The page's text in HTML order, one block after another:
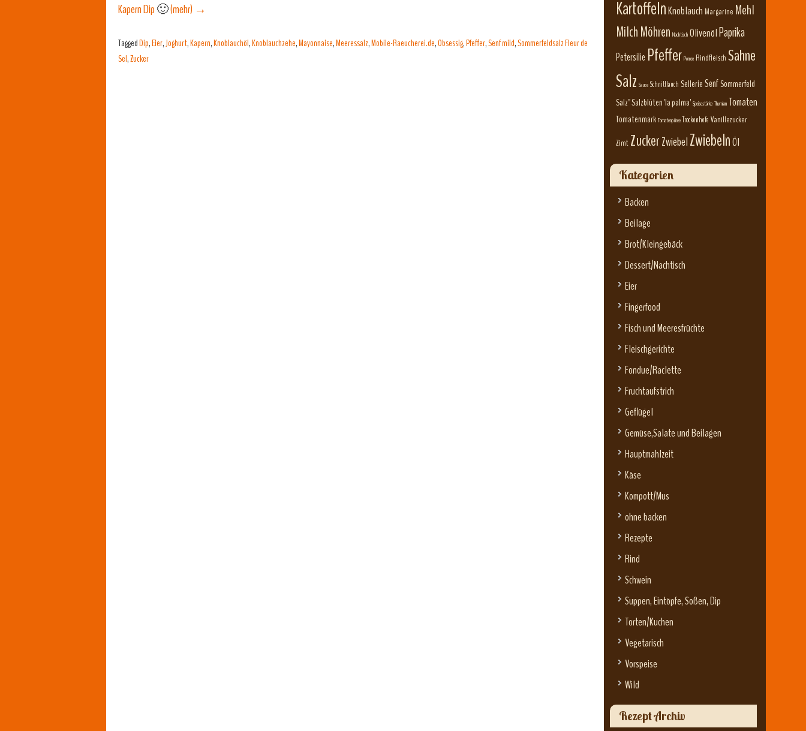
Kapern Dip🙂(mehr) →
TaggedDip,Eier,Joghurt,Kapern,Knoblauchöl,Knoblauchzehe,Mayonnaise,Meeressalz,Mobile-Raeucherei.de,Obsessig,Pfeffer,Senf mild,Sommerfeldsalz Fleur de
Sel,Zucker
KartoffelnKnoblauch Margarine Mehl
MilchMöhren Nachtisch OlivenölPaprika
Petersilie Pfeffer Porree Rindfleisch Sahne
Salz Sauce Schnittlauch SellerieSenfSommerfeld
Salz" Salzblüten 'la palma' Speisestärke Thymian Tomaten
Tomatenmark Tomatenpüree Trockenhefe Vanillezucker
Zimt ZuckerZwiebelZwiebelnÖl
Kategorien
Backen
Beilage
Brot/Kleingebäck
Dessert/Nachtisch
Eier
Fingerfood
Fisch und Meeresfrüchte
Fleischgerichte
Fondue/Raclette
Fruchtaufstrich
Geflügel
Gemüse,Salate und Beilagen
Hauptmahlzeit
Käse
Kompott/Mus
ohne backen
Rezepte
Rind
Schwein
Suppen, Eintöpfe, Soßen, Dip
Torten/Kuchen
Vegetarisch
Vorspeise
Wild
Rezept Archiv